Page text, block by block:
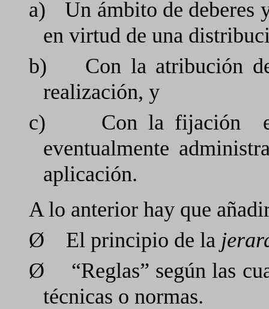
a)
Un ámbito de deberes
en virtud de una
b)
Con la atribución
realización, y
c)
Con la fijación
eventualmente
aplicación.
A lo anterior hay que
Ø
El principio de la
Ø
“Reglas” según las
técnicas o normas.